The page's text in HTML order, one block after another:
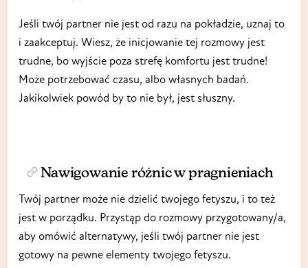
Jeśli twój partner nie jest od razu na pokładzie, uznaj to
i zaakceptuj. Wiesz, że inicjowanie tej rozmowy jest
trudne, bo wyjście poza strefę komfortu jest trudne!
Może potrzebować czasu, albo własnych badań.
Jakikolwiek powód by to nie był, jest słuszny.
Nawigowanie różnic w pragnieniach
Twój partner może nie dzielić twojego fetyszu, i to też
jest w porządku. Przystąp do rozmowy przygotowany/a,
aby omówić alternatywy, jeśli twój partner nie jest
gotowy na pewne elementy twojego fetyszu.